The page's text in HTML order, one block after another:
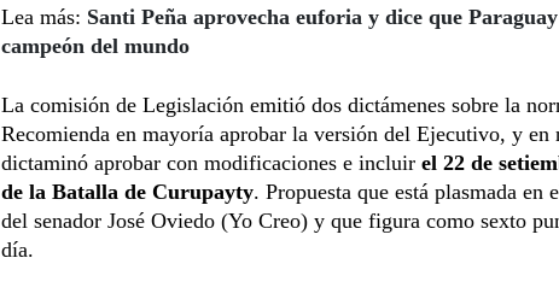
Lea más: Santi Peña aprovecha euforia y dice que
campeón del mundo
La comisión de Legislación emitió dos dictámenes sobre la
Recomienda en mayoría aprobar la versión del Ejecutivo, y en
dictaminó aprobar con modificaciones e incluir el 22 de
de la Batalla de Curupayty. Propuesta que está plasmada en
del senador José Oviedo (Yo Creo) y que figura como sexto
día.